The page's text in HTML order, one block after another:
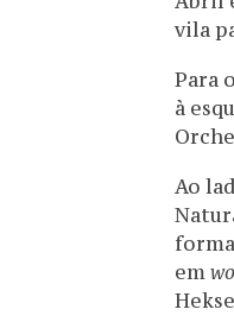
vila
Para
à
Ao
em